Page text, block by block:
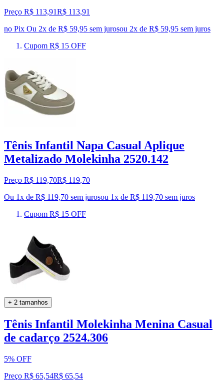
Preço R$ 113,91R$ 113,91
no Pix Ou 2x de R$ 59,95 sem jurosou 2x de R$ 59,95 sem juros
Cupom R$ 15 OFF
Tênis Infantil Napa Casual Aplique
Metalizado Molekinha 2520.142
Preço R$ 119,70R$ 119,70
Ou 1x de R$ 119,70 sem jurosou 1x de R$ 119,70 sem juros
Cupom R$ 15 OFF
+ 2 tamanhos
Tênis Infantil Molekinha Menina Casual
de cadarço 2524.306
5% OFF
Preço R$ 65,54R$ 65,54